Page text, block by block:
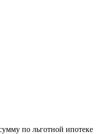
по льготной ипотеке